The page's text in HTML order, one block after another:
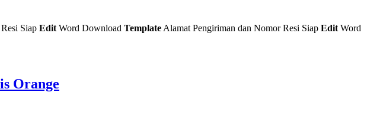
Siap Edit Word Download Template Alamat Pengiriman dan Nomor Resi Siap Edit Word
Orange